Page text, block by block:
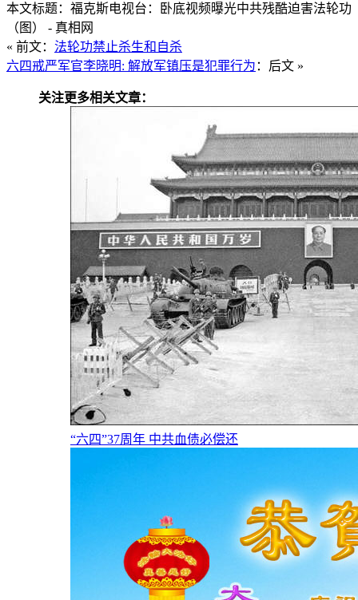
本文标题：福克斯电视台：卧底视频曝光中共残酷迫害法轮功
（图） - 真相网
« 前文： 法轮功禁止杀生和自杀
六四戒严军官李晓明: 解放军镇压是犯罪行为 ：后文 »
关注更多相关文章：
“六四”37周年 中共血债必偿还